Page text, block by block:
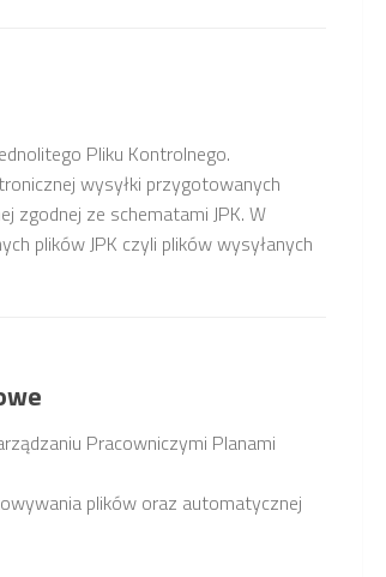
Pliku Kontrolnego.
wysyłki przygotowanych
zgodnej ze schematami JPK. W
plików JPK czyli plików wysyłanych
Pracowniczymi Planami
plików oraz automatycznej